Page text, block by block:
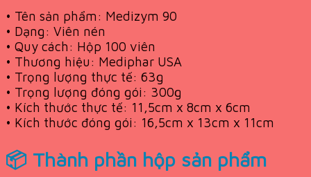
• Tên sản phẩm: Medizym 90
• Dạng: Viên nén
• Quy cách: Hộp 100 viên
• Thương hiệu: Mediphar USA
• Trọng lượng thực tế: 63g
• Trọng lượng đóng gói: 300g
• Kích thước thực tế: 11,5cm x 8cm x 6cm
• Kích thước đóng gói: 16,5cm x 13cm x 11cm
📦 Thành phần hộp sản phẩm